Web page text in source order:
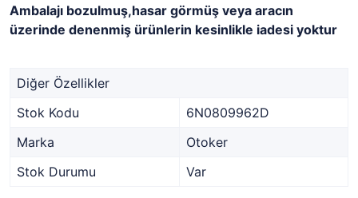
Ambalajı bozulmuş,hasar görmüş veya aracın
üzerinde denenmiş ürünlerin kesinlikle iadesi yoktur
Diğer Özellikler
Stok Kodu
6N0809962D
Marka
Otoker
Stok Durumu
Var